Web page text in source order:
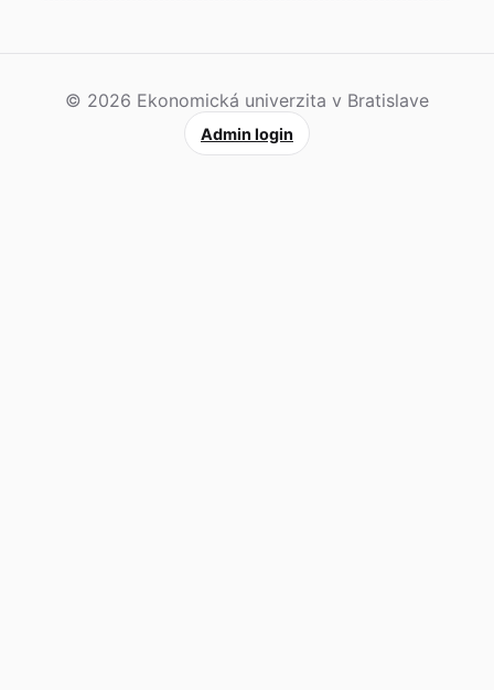
© 2026 Ekonomická univerzita v Bratislave
Admin login